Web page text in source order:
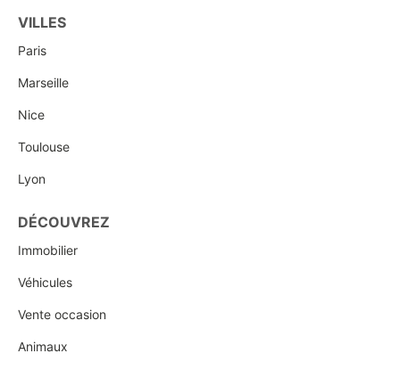
VILLES
Paris
Marseille
Nice
Toulouse
Lyon
DÉCOUVREZ
Immobilier
Véhicules
Vente occasion
Animaux